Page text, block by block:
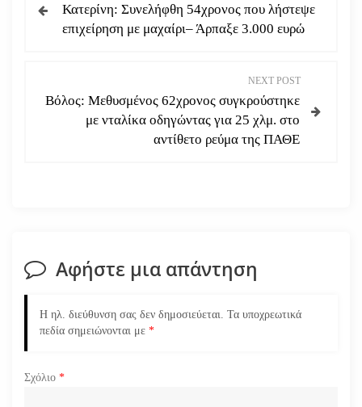
λ
ά
θ
ρ
Κατερίνη: Συνελήφθη 54χρονος που λήστεψε
επιχείρηση με μαχαίρι– Άρπαξε 3.000 ευρώ
NEXT POST
Βόλος: Μεθυσμένος 62χρονος συγκρούστηκε
με νταλίκα οδηγώντας για 25 χλμ. στο
αντίθετο ρεύμα της ΠΑΘΕ
Αφήστε μια απάντηση
Η ηλ. διεύθυνση σας δεν δημοσιεύεται. Τα υποχρεωτικά
πεδία σημειώνονται με *
Σχόλιο *